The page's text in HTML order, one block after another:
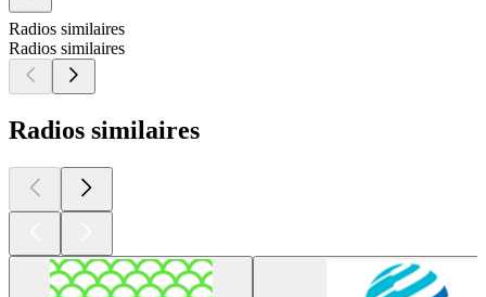
Radios similaires
Radios similaires
Radios similaires